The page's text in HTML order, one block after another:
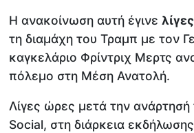
Η ανακοίνωση αυτή έγινε
τη διαμάχη του Τραμπ με τον
καγκελάριο Φρίντριχ Μερτς
πόλεμο στη Μέση Ανατολή.
Λίγες ώρες μετά την
Social, στη διάρκεια